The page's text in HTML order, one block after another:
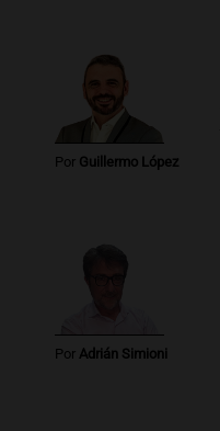
Episodios
Audio.La
alcanza el
incertidumbre
pesos en
generan
Episodios
Por Guillermo López
Por Adrián Simioni